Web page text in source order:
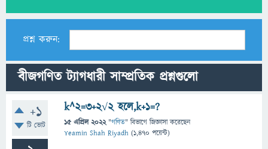
প্রশ্ন করুন:
বীজগণিত ট্যাগধারী সাম্প্রতিক প্রশ্নগুলো
+1
টি ভোট
k^2=3+2√2 হলে,k+1=?
15 এপ্রিল 2022 "গণিত" বিভাগে জিজ্ঞাসাকরেছেন
Yeamin Shah Riyadh (1,470 পয়েন্ট)